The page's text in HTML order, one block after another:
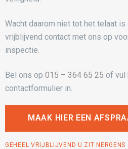
Wacht daarom niet tot het telaat is
vrijblijvend contact met ons op
inspectie.
Bel ons op 015 – 364 65 25 of vul
contactformulier in.
MAAK HIER EEN
GEHEEL VRIJBLIJVEND U ZIT NERGENS